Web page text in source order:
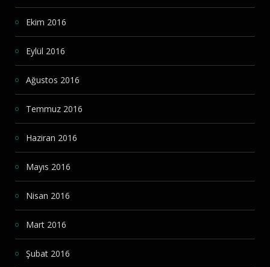
Ekim 2016
Eylül 2016
Ağustos 2016
Temmuz 2016
Haziran 2016
Mayıs 2016
Nisan 2016
Mart 2016
Şubat 2016